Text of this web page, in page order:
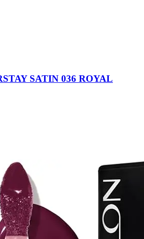
SATIN 036 ROYAL